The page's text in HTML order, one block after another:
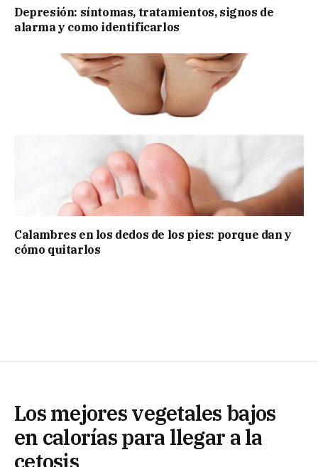
Depresión: síntomas, tratamientos, signos de
alarma y como identificarlos
Calambres en los dedos de los pies: porque dan y
cómo quitarlos
Los mejores vegetales bajos
en calorías para llegar a la
cetosis